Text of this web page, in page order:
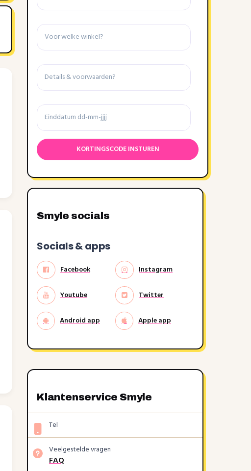
Winkel
Details
voorwaarden
Einddatum
Smyle socials
Socials & apps
Facebook Instagram
Youtube Twitter
Android app Apple app
Klantenservice Smyle
Tel
Veelgestelde vragen
FAQ